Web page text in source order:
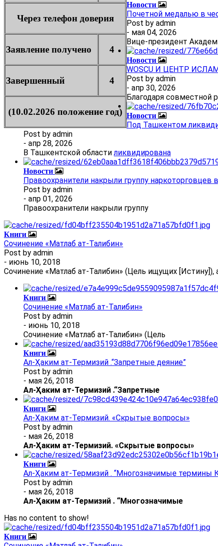
Через телефон доверия
Заявление получено 4
Завершенный 4
(10.02.2026 положение год)
Новости
Почетной медалью в
Post by admin
- мая 04, 2026
Вице-президент
Новости
WOSCU И ЦЕНТР
Post by admin
- апр 30, 2026
Благодаря совместной
Новости
Под Ташкентом
Post by admin
- апр 28, 2026
В Ташкентской областиликвидирована
Новости
Правоохранители накрыли группу
Post by admin
- апр 01, 2026
Правоохранители накрыли группу
Книги
Сочинение «Матлаб ат-Талибин»
Post by admin
- июнь 10, 2018
Сочинение «Матлаб ат-Талибин» (Цель ищущих
Книги
Сочинение «Матлаб ат-Талибин»
Post by admin
- июнь 10, 2018
Сочинение «Матлаб ат-Талибин» (Цель
Книги
Ал-Ҳаким ат-Термизий .“Запретные деяние”
Post by admin
- мая 26, 2018
Ал-Ҳаким ат-Термизий .“Запретные
Книги
Ал-Ҳаким ат-Термизий. «Скрытые вопросы»
Post by admin
- мая 26, 2018
Ал-Ҳаким ат-Термизий. «Скрытые вопросы»
Книги
Ал-Ҳаким ат-Термизий . “Многозначимые термины
Post by admin
- мая 26, 2018
Ал-Ҳаким ат-Термизий . “Многозначимые
Has no content to show!
Книги